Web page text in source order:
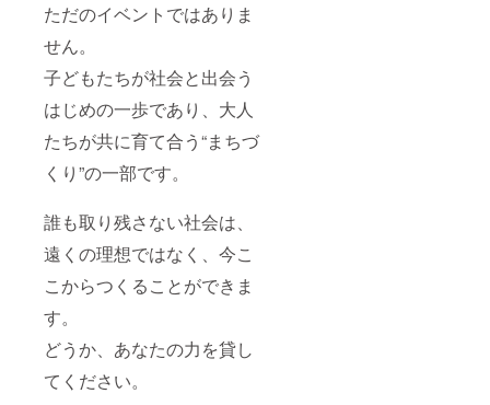
ただのイベントではありま
せん。
子どもたちが社会と出会う
はじめの一歩であり、大人
たちが共に育て合う“まちづ
くり”の一部です。
誰も取り残さない社会は、
遠くの理想ではなく、今こ
こからつくることができま
す。
どうか、あなたの力を貸し
てください。